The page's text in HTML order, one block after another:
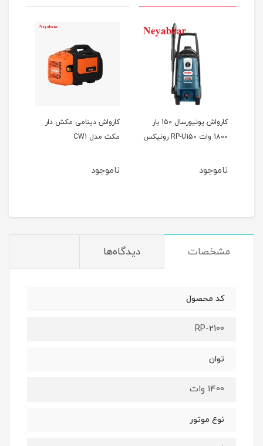
کارواش یونیورسال 150 بار
1800 وات RP-U150 رونیکس
ناموجود
کارواش دینامی مکش دار
مکث مدل CW1
ناموجود
مشخصات دیدگاه‌ها
کد محصول
RP-2100
توان
1400 وات
نوع موتور